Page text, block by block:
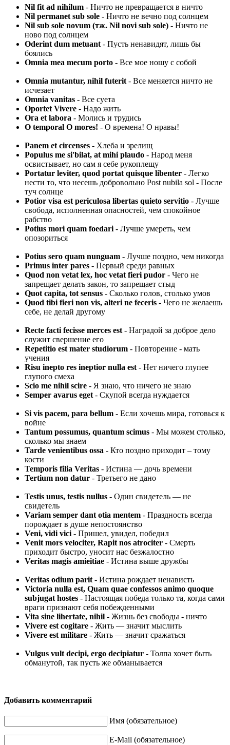
Nil fit ad nihilum - Ничто не превращается в ничто
Nil permanet sub sole - Ничто не вечно под солнцем
Nil sub sole novum (тж. Nil novi sub sole) - Ничто не
ново под солнцем
Oderint dum metuant - Пусть ненавидят, лишь бы
боялись
Omnia mea mecum porto - Все мое ношу с собой
Omnia mutantur, nihil futerit - Все меняется ничто не
исчезает
Omnia vanitas - Все суета
Oportet Vivere - Надо жить
Ога et labora - Молись и трудись
О temporal О mores! - О времена! О нравы!
Panem et circenses - Хлеба и зрелищ
Populus me si'bilat, at mihi plaudo - Народ меня
освистывает, но сам я себе рукоплещу
Portatur leviter, quod portat quisque libenter - Легко
нести то, что несешь добровольно Post nubila sol - После
туч солнце
Potior visa est periculosa libertas quieto servitio - Лучше
свобода, исполненная опасностей, чем спокойное
рабство
Potius mori quam foedari - Лучше умереть, чем
опозориться
Potius sero quam nunguam - Лучше поздно, чем никогда
Primus inter pares - Первый среди равных
Quod non vetat lex, hoc vetat fieri pudor - Чего не
запрещает делать закон, то запрещает стыд
Quot capita, tot sensus - Сколько голов, столько умов
Quod tibi fieri non vis, alteri ne feceris - Чего не желаешь
себе, не делай другому
Recte facti fecisse merces est - Наградой за доброе дело
служит свершение его
Repetitio est mater studiorum - Повторение - мать
учения
Risu inepto res ineptior nulla est - Нет ничего глупее
глупого смеха
Scio me nihil scire - Я знаю, что ничего не знаю
Semper avarus eget - Скупой всегда нуждается
Si vis pacem, para bellum - Если хочешь мира, готовься к
войне
Tantum possumus, quantum scimus - Мы можем столько,
сколько мы знаем
Tarde venientibus ossa - Кто поздно приходит – тому
кости
Temporis filia Veritas - Истина — дочь времени
Tertium non datur - Третьего не дано
Testis unus, testis nullus - Один свидетель — не
свидетель
Variam semper dant otia mentem - Праздность всегда
порождает в душе непостоянство
Veni, vidi vici - Пришел, увидел, победил
Venit mors velociter, Rapit nos atrociter - Смерть
приходит быстро, уносит нас безжалостно
Veritas magis amieitiae - Истина выше дружбы
Veritas odium parit - Истина рождает ненависть
Victoria nulla est, Quam quae confessos animo quoque
subjugat hostes - Настоящая победа только та, когда сами
враги признают себя побежденными
Vita sine lihertate, nihil - Жизнь без свободы - ничто
Vivere est cogitare - Жить — значит мыслить
Vivere est militare - Жить — значит сражаться
Vulgus vult decipi, ergo decipiatur - Толпа хочет быть
обманутой, так пусть же обманывается
Добавить комментарий
Имя (обязательное)
E-Mail (обязательное)